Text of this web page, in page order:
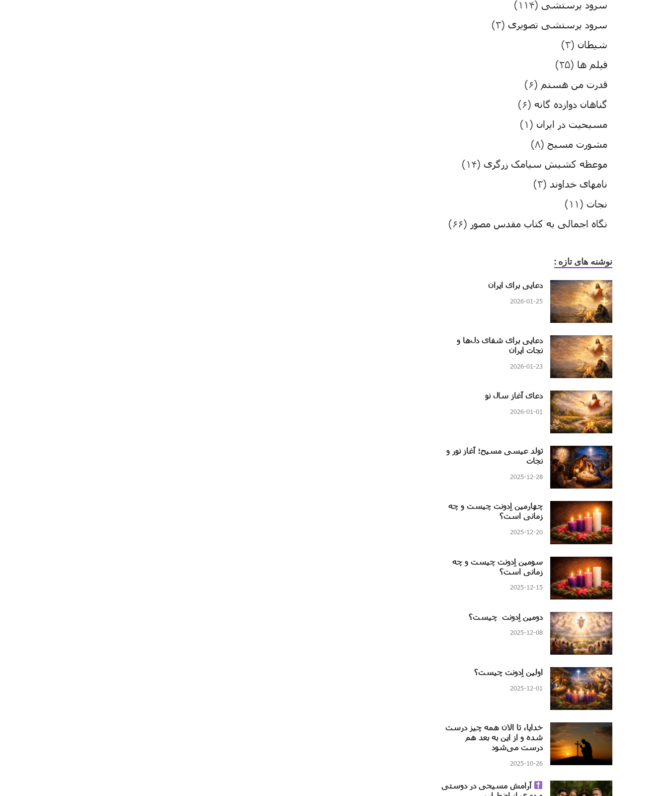
سرود پرستشی (۱۱۴)
سرود پرستشی تصویری (۳)
شیطان (۳)
فیلم ها (۲۵)
قدرت من هستم (۶)
گناهان دوازده گانه (۶)
مسیحیت در ایران (۱)
مشورت مسیح (۸)
موعظه کشیش سیامک زرگری (۱۴)
نامهای خداوند (۳)
نجات (۱۱)
نگاه اجمالی به کتاب مقدس مصور (۶۶)
نوشنه های تازه :
دعایی برای ایران
2026-01-25
دعایی برای شفای دل‌ها و
نجات ایران
2026-01-23
دعای آغاز سال نو
2026-01-01
تولد عیسی مسیح؛ آغاز نور و
نجات
2025-12-28
چهارمین اِدونت چیست و چه
زمانی است؟
2025-12-20
سومین اِدونت چیست و چه
زمانی است؟
2025-12-15
دومین اِدونت چیست؟
2025-12-08
اولین اِدونت چیست؟
2025-12-01
خدایا، تا الان همه چیز درست
شده و از این به بعد هم
درست می‌شود
2025-10-26
آرامش مسیحی در دوستی